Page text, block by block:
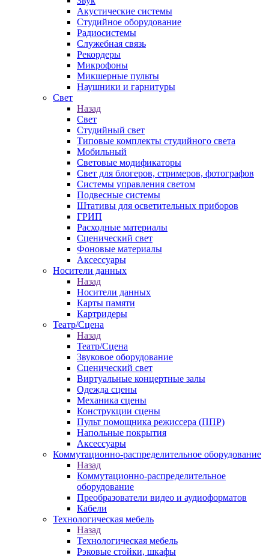
Акустические системы
Студийное оборудование
Радиосистемы
Служебная связь
Рекордеры
Микрофоны
Микшерные пульты
Наушники и гарнитуры
Свет
Назад
Свет
Студийный свет
Типовые комплекты студийного света
Мобильный
Световые модификаторы
Свет для блогеров, стримеров, фотографов
Системы управления светом
Подвесные системы
Штативы для осветительных приборов
ГРИП
Расходные материалы
Сценический свет
Фоновые материалы
Аксессуары
Носители данных
Назад
Носители данных
Карты памяти
Картридеры
Театр/Сцена
Назад
Театр/Сцена
Звуковое оборудование
Сценический свет
Виртуальные концертные залы
Одежда сцены
Механика сцены
Конструкции сцены
Пульт помощника режиссера (ППР)
Напольные покрытия
Аксессуары
Коммутационно-распределительное оборудование
Назад
Коммутационно-распределительное
оборудование
Преобразователи видео и аудиоформатов
Кабели
Технологическая мебель
Назад
Технологическая мебель
Рэковые стойки, шкафы